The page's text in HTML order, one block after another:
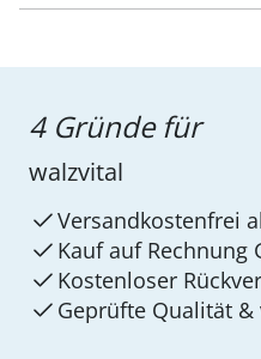
4 Gründe für
walzvital
Versandkostenfrei
Kauf auf Rechnung
Kostenloser
Geprüfte Qualität &